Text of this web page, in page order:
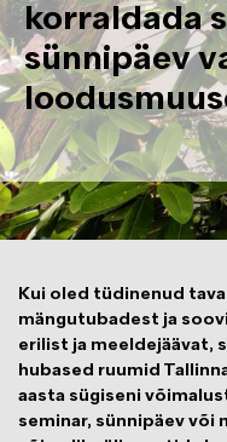
korraldada
sünnipäev
Kui oled tüdinenud
mängutubadest ja
erilist ja meeldejäävat,
hubased ruumid
aasta sügiseni
seminar, sünnipäev või